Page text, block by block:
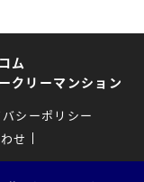
ム
クリーマンション
シーポリシー
せ